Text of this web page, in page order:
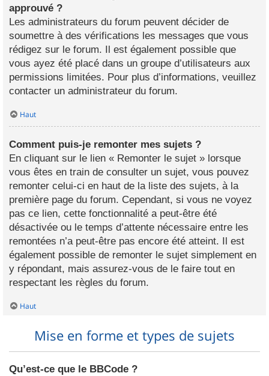
approuvé ?
Les administrateurs du forum peuvent décider de
soumettre à des vérifications les messages que vous
rédigez sur le forum. Il est également possible que
vous ayez été placé dans un groupe d’utilisateurs aux
permissions limitées. Pour plus d’informations, veuillez
contacter un administrateur du forum.
Haut
Comment puis-je remonter mes sujets ?
En cliquant sur le lien « Remonter le sujet » lorsque
vous êtes en train de consulter un sujet, vous pouvez
remonter celui-ci en haut de la liste des sujets, à la
première page du forum. Cependant, si vous ne voyez
pas ce lien, cette fonctionnalité a peut-être été
désactivée ou le temps d’attente nécessaire entre les
remontées n’a peut-être pas encore été atteint. Il est
également possible de remonter le sujet simplement en
y répondant, mais assurez-vous de le faire tout en
respectant les règles du forum.
Haut
Mise en forme et types de sujets
Qu’est-ce que le BBCode ?